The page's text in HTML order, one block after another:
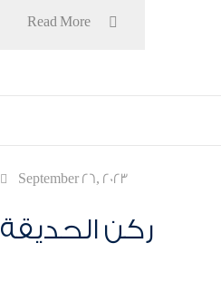
Read More
September 26, 2023
ركن الحديقة